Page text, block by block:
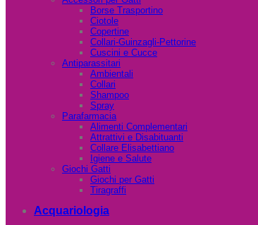
Borse Trasportino
Ciotole
Copertine
Collari-Guinzagli-Pettorine
Cuscini e Cucce
Antiparassitari
Ambientali
Collari
Shampoo
Spray
Parafarmacia
Alimenti Complementari
Attrattivi e Disabituanti
Collare Elisabettiano
Igiene e Salute
Giochi Gatti
Giochi per Gatti
Tiragraffi
Acquariologia